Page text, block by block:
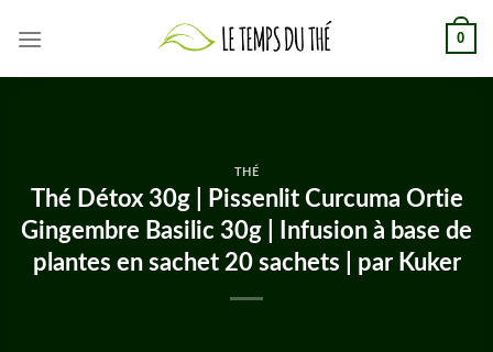
0
THÉ
Thé Détox 30g | Pissenlit Curcuma Ortie
Gingembre Basilic 30g | Infusion à base de
plantes en sachet 20 sachets | par Kuker